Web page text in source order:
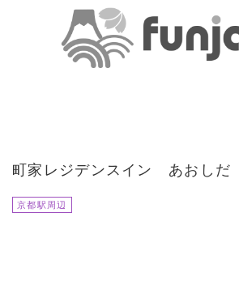
町家レジデンスイン あおしだ
京都駅周辺